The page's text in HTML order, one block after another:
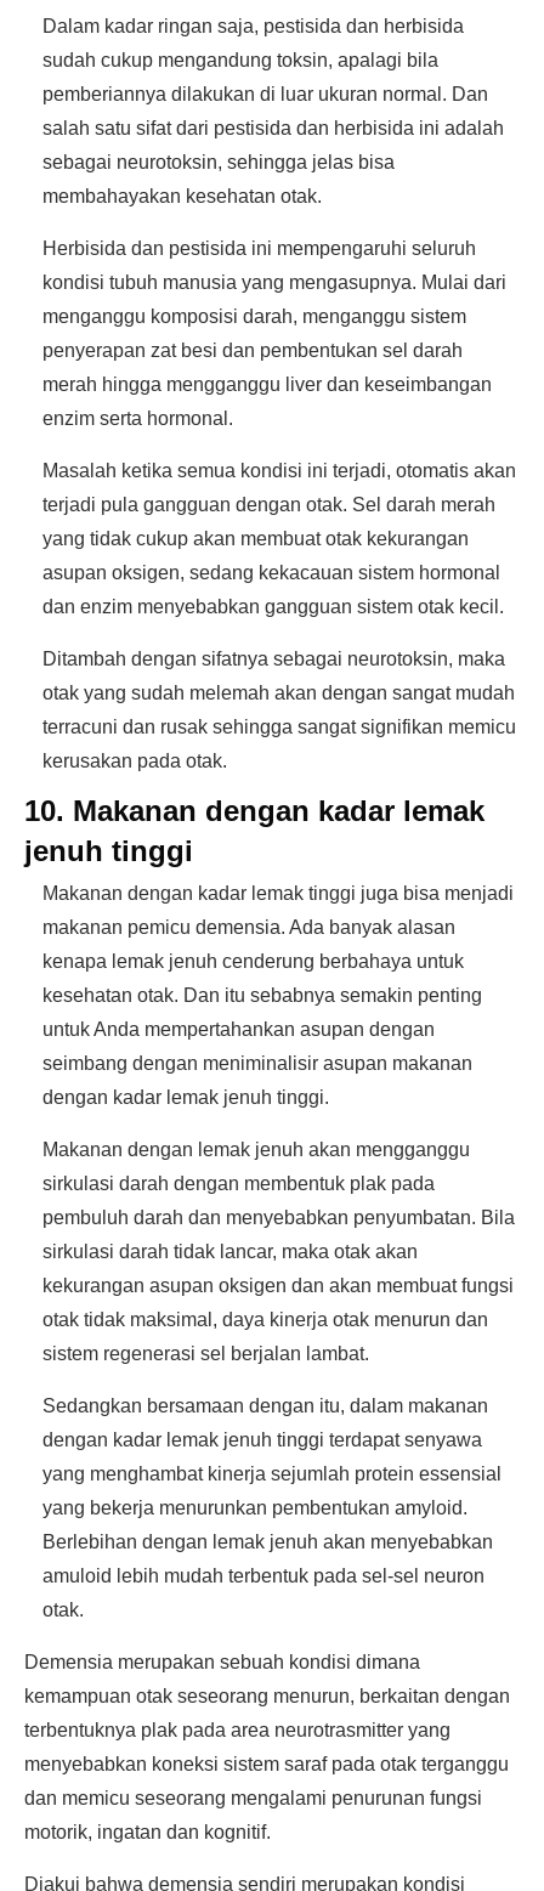
Dalam kadar ringan saja, pestisida dan herbisida
sudah cukup mengandung toksin, apalagi bila
pemberiannya dilakukan di luar ukuran normal. Dan
salah satu sifat dari pestisida dan herbisida ini adalah
sebagai neurotoksin, sehingga jelas bisa
membahayakan kesehatan otak.
Herbisida dan pestisida ini mempengaruhi seluruh
kondisi tubuh manusia yang mengasupnya. Mulai dari
menganggu komposisi darah, menganggu sistem
penyerapan zat besi dan pembentukan sel darah
merah hingga mengganggu liver dan keseimbangan
enzim serta hormonal.
Masalah ketika semua kondisi ini terjadi, otomatis akan
terjadi pula gangguan dengan otak. Sel darah merah
yang tidak cukup akan membuat otak kekurangan
asupan oksigen, sedang kekacauan sistem hormonal
dan enzim menyebabkan gangguan sistem otak kecil.
Ditambah dengan sifatnya sebagai neurotoksin, maka
otak yang sudah melemah akan dengan sangat mudah
terracuni dan rusak sehingga sangat signifikan memicu
kerusakan pada otak.
10. Makanan dengan kadar lemak
jenuh tinggi
Makanan dengan kadar lemak tinggi juga bisa menjadi
makanan pemicu demensia. Ada banyak alasan
kenapa lemak jenuh cenderung berbahaya untuk
kesehatan otak. Dan itu sebabnya semakin penting
untuk Anda mempertahankan asupan dengan
seimbang dengan meniminalisir asupan makanan
dengan kadar lemak jenuh tinggi.
Makanan dengan lemak jenuh akan mengganggu
sirkulasi darah dengan membentuk plak pada
pembuluh darah dan menyebabkan penyumbatan. Bila
sirkulasi darah tidak lancar, maka otak akan
kekurangan asupan oksigen dan akan membuat fungsi
otak tidak maksimal, daya kinerja otak menurun dan
sistem regenerasi sel berjalan lambat.
Sedangkan bersamaan dengan itu, dalam makanan
dengan kadar lemak jenuh tinggi terdapat senyawa
yang menghambat kinerja sejumlah protein essensial
yang bekerja menurunkan pembentukan amyloid.
Berlebihan dengan lemak jenuh akan menyebabkan
amuloid lebih mudah terbentuk pada sel-sel neuron
otak.
Demensia merupakan sebuah kondisi dimana
kemampuan otak seseorang menurun, berkaitan dengan
terbentuknya plak pada area neurotrasmitter yang
menyebabkan koneksi sistem saraf pada otak terganggu
dan memicu seseorang mengalami penurunan fungsi
motorik, ingatan dan kognitif.
Diakui bahwa demensia sendiri merupakan kondisi